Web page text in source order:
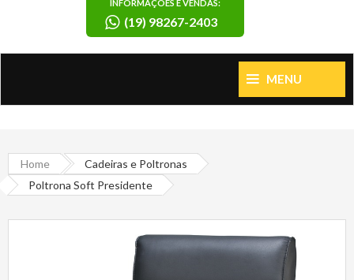
INFORMAÇÕES E VENDAS:
(19) 98267-2403
MENU
Home
Cadeiras e Poltronas
Poltrona Soft Presidente